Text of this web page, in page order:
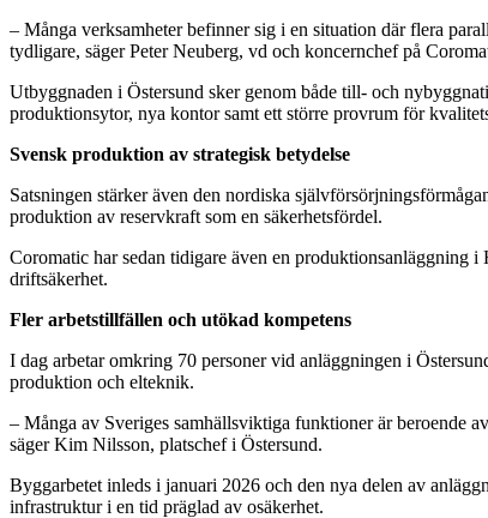
– Många verksamheter befinner sig i en situation där flera
tydligare, säger Peter Neuberg, vd och koncernchef på
Utbyggnaden i Östersund sker genom både till- och
produktionsytor, nya kontor samt ett större provrum för
Svensk produktion av strategisk betydelse
Satsningen stärker även den nordiska
produktion av reservkraft som en säkerhetsfördel.
Coromatic har sedan tidigare även en produktionsanläggning
driftsäkerhet.
Fler arbetstillfällen och utökad kompetens
I dag arbetar omkring 70 personer vid anläggningen i
produktion och elteknik.
– Många av Sveriges samhällsviktiga funktioner är beroende
säger Kim Nilsson, platschef i Östersund.
Byggarbetet inleds i januari 2026 och den nya delen av
infrastruktur i en tid präglad av osäkerhet.